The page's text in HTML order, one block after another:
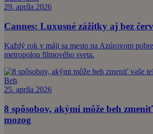
29. apríla 2026
Cannes: Luxusné zážitky aj bez
Každý rok v máji sa mesto na Azúrovom
metropolou filmového sveta.
Beh
25. apríla 2026
8 spôsobov, akými môže beh
mozog